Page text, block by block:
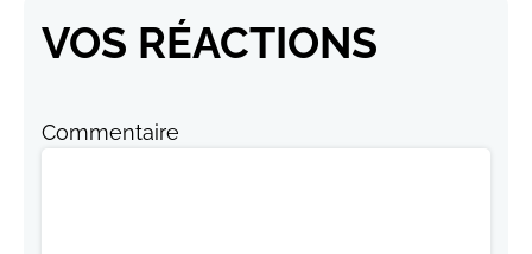
VOS RÉACTIONS
Commentaire